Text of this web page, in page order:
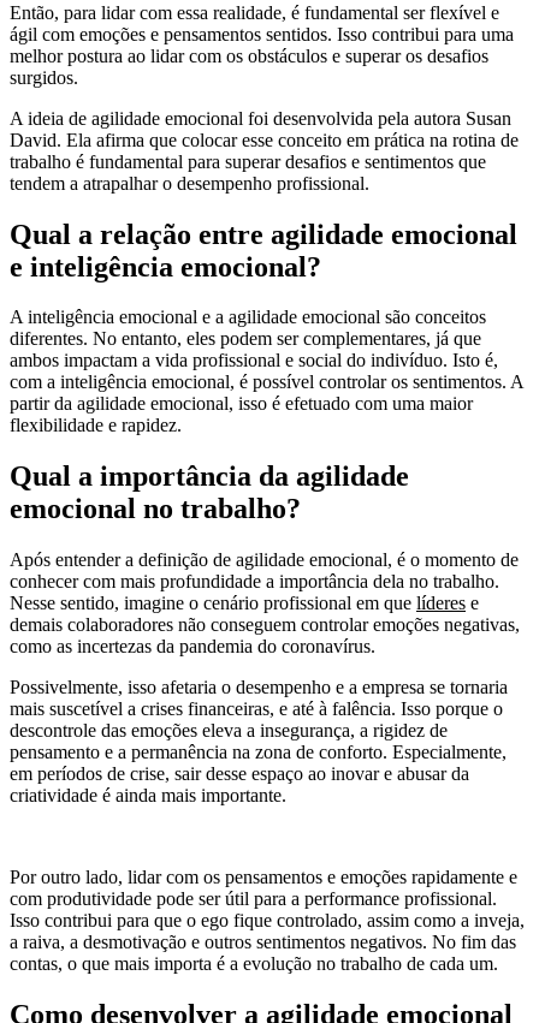
Então, para lidar com essa realidade, é fundamental ser flexível e
ágil com emoções e pensamentos sentidos. Isso contribui para uma
melhor postura ao lidar com os obstáculos e superar os desafios
surgidos.
A ideia de agilidade emocional foi desenvolvida pela autora Susan
David. Ela afirma que colocar esse conceito em prática na rotina de
trabalho é fundamental para superar desafios e sentimentos que
tendem a atrapalhar o desempenho profissional.
Qual a relação entre agilidade emocional
e inteligência emocional?
A inteligência emocional e a agilidade emocional são conceitos
diferentes. No entanto, eles podem ser complementares, já que
ambos impactam a vida profissional e social do indivíduo. Isto é,
com a inteligência emocional, é possível controlar os sentimentos. A
partir da agilidade emocional, isso é efetuado com uma maior
flexibilidade e rapidez.
Qual a importância da agilidade
emocional no trabalho?
Após entender a definição de agilidade emocional, é o momento de
conhecer com mais profundidade a importância dela no trabalho.
Nesse sentido, imagine o cenário profissional em que líderes e
demais colaboradores não conseguem controlar emoções negativas,
como as incertezas da pandemia do coronavírus.
Possivelmente, isso afetaria o desempenho e a empresa se tornaria
mais suscetível a crises financeiras, e até à falência. Isso porque o
descontrole das emoções eleva a insegurança, a rigidez de
pensamento e a permanência na zona de conforto. Especialmente,
em períodos de crise, sair desse espaço ao inovar e abusar da
criatividade é ainda mais importante.
Por outro lado, lidar com os pensamentos e emoções rapidamente e
com produtividade pode ser útil para a performance profissional.
Isso contribui para que o ego fique controlado, assim como a inveja,
a raiva, a desmotivação e outros sentimentos negativos. No fim das
contas, o que mais importa é a evolução no trabalho de cada um.
Como desenvolver a agilidade emocional